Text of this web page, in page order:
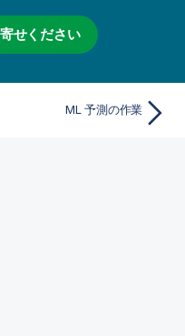
せください
ML 予測の作業